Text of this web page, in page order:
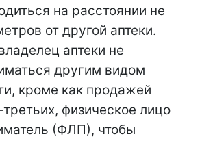
на расстоянии не
от другой аптеки.
аптеки не
другим видом
кроме как продажей
физическое лицо
(ФЛП), чтобы